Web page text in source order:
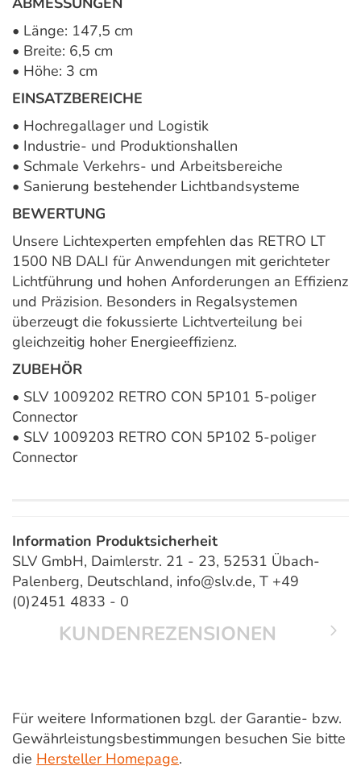
• Länge: 147,5 cm
• Breite: 6,5 cm
• Höhe: 3 cm
EINSATZBEREICHE
• Hochregallager und Logistik
• Industrie- und Produktionshallen
• Schmale Verkehrs- und Arbeitsbereiche
• Sanierung bestehender Lichtbandsysteme
BEWERTUNG
Unsere Lichtexperten empfehlen das RETRO LT
1500 NB DALI für Anwendungen mit gerichteter
Lichtführung und hohen Anforderungen an Effizienz
und Präzision. Besonders in Regalsystemen
überzeugt die fokussierte Lichtverteilung bei
gleichzeitig hoher Energieeffizienz.
ZUBEHÖR
• SLV 1009202 RETRO CON 5P101 5-poliger
Connector
• SLV 1009203 RETRO CON 5P102 5-poliger
Connector
Information Produktsicherheit
SLV GmbH, Daimlerstr. 21 - 23, 52531 Übach-
Palenberg, Deutschland, info@slv.de, T +49
(0)2451 4833 - 0
KUNDENREZENSIONEN
Für weitere Informationen bzgl. der Garantie- bzw.
Gewährleistungsbestimmungen besuchen Sie bitte
die Hersteller Homepage.